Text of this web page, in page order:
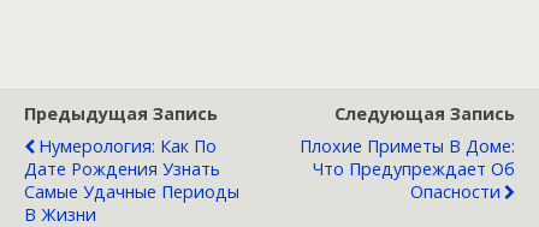
Предыдущая Запись
Нумерология: Как По
Дате Рождения Узнать
Самые Удачные Периоды
В Жизни
Следующая Запись
Плохие Приметы В Доме:
Что Предупреждает Об
Опасности